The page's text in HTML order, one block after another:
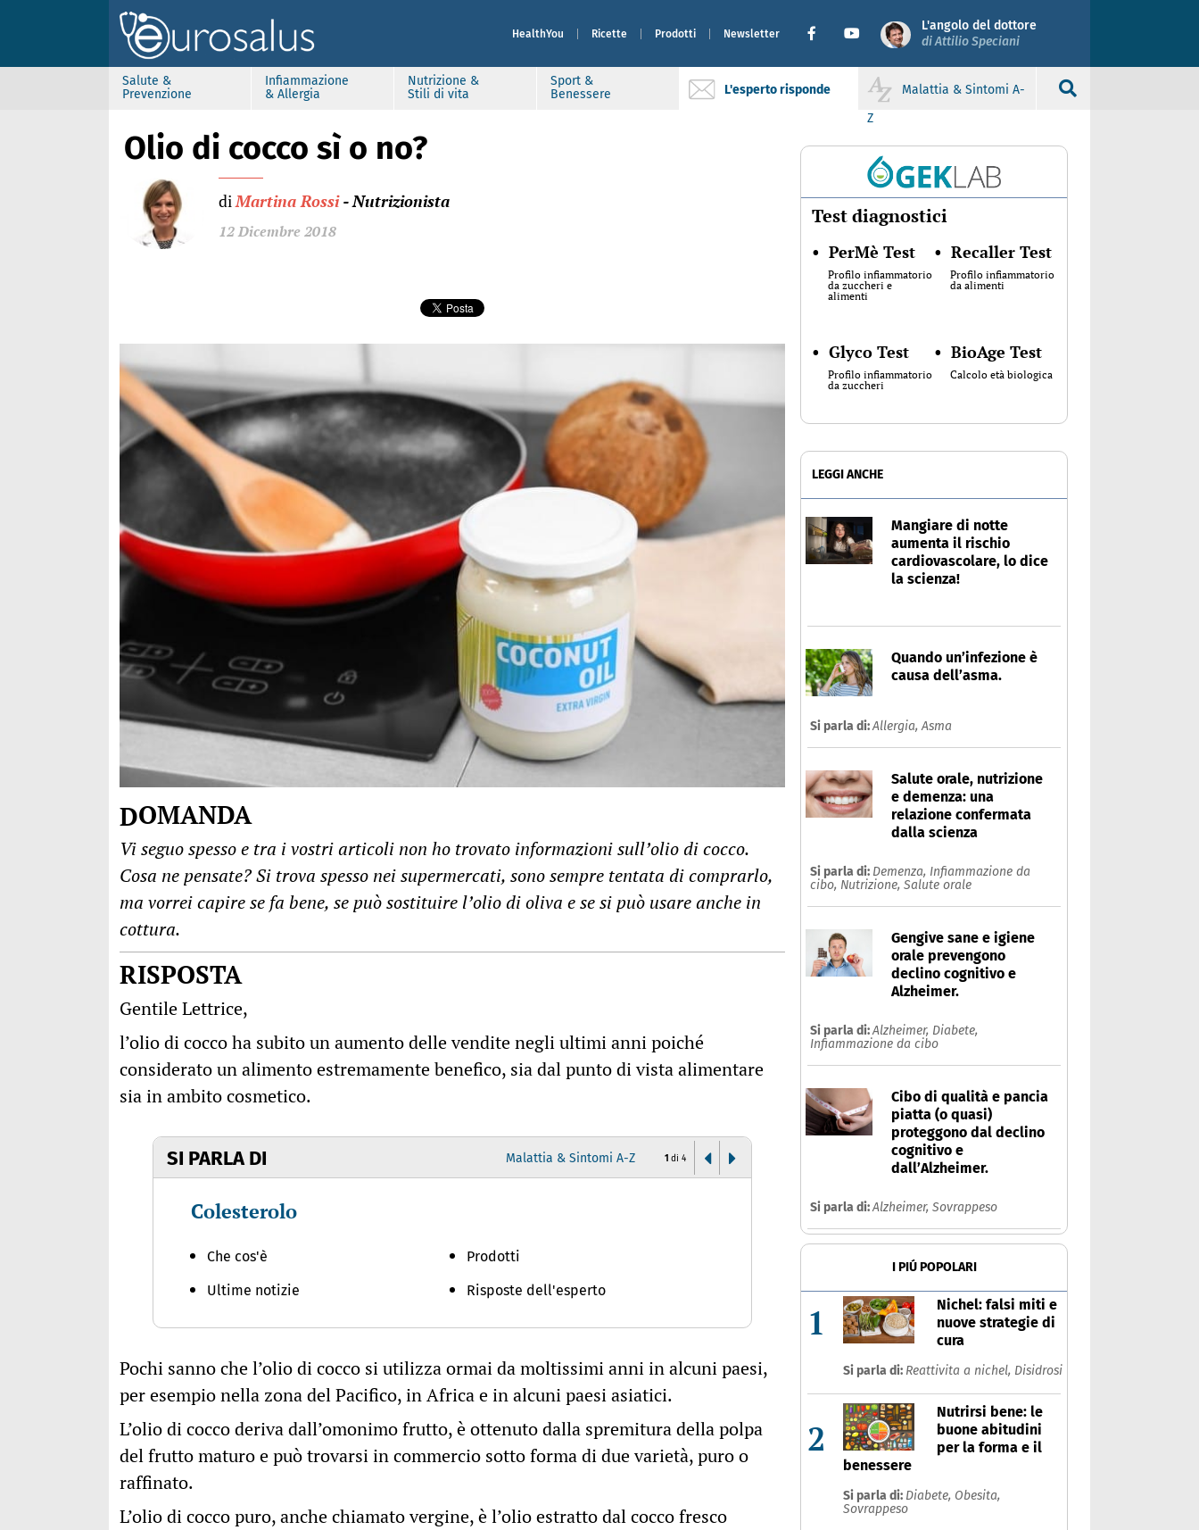
HealthYou Ricette Prodotti Newsletter
L'angolo del dottore
di Attilio Speciani
Salute &
Prevenzione
Infiammazione
& Allergia
Nutrizione &
Stili di vita
Sport &
Benessere
L'esperto risponde
Malattia & Sintomi A-
Z
Olio di cocco sì o no?
diMartina Rossi - Nutrizionista
12 Dicembre 2018
DOMANDA
Vi seguo spesso e tra i vostri articoli non ho trovato informazioni sull’olio di cocco.
Cosa ne pensate? Si trova spesso nei supermercati, sono sempre tentata di comprarlo,
ma vorrei capire se fa bene, se può sostituire l’olio di oliva e se si può usare anche in
cottura.
RISPOSTA
Gentile Lettrice,
l’olio di cocco ha subito un aumento delle vendite negli ultimi anni poiché
considerato un alimento estremamente benefico, sia dal punto di vista alimentare
sia in ambito cosmetico.
SI PARLA DI Malattia & Sintomi A-Z
Colesterolo
Che cos'è
Ultime notizie
Prodotti
Risposte dell'esperto
Alzheimer
Ultime notizie
Risposte
1 di 4
Pochi sanno che l’olio di cocco si utilizza ormai da moltissimi anni in alcuni paesi,
per esempio nella zona del Pacifico, in Africa e in alcuni paesi asiatici.
L’olio di cocco deriva dall’omonimo frutto, è ottenuto dalla spremitura della polpa
del frutto maturo e può trovarsi in commercio sotto forma di due varietà, puro o
raffinato.
L’olio di cocco puro, anche chiamato vergine, è l’olio estratto dal cocco fresco
Test diagnostici
• PerMè Test
Profilo infiammatorio
da zuccheri e
alimenti
• Recaller Test
Profilo infiammatorio
da alimenti
• Glyco Test
Profilo infiammatorio
da zuccheri
• BioAge Test
Calcolo età biologica
LEGGI ANCHE
Mangiare di notte
aumenta il rischio
cardiovascolare, lo dice
la scienza!
Quando un’infezione è
causa dell’asma.
Si parla di:Allergia,Asma
Salute orale, nutrizione
e demenza: una
relazione confermata
dalla scienza
Si parla di: Demenza, Infiammazione da
cibo, Nutrizione, Salute orale
Gengive sane e igiene
orale prevengono
declino cognitivo e
Alzheimer.
Si parla di:Alzheimer, Diabete,
Infiammazione da cibo
Cibo di qualità e pancia
piatta (o quasi)
proteggono dal declino
cognitivo e
dall’Alzheimer.
Si parla di:Alzheimer, Sovrappeso
I PIÚ POPOLARI
1
Nichel: falsi miti e
nuove strategie di
cura
Si parla di: Reattivita a nichel, Disidrosi
2
Nutrirsi bene: le
buone abitudini
per la forma e il
benessere
Si parla di: Diabete, Obesita,
Sovrappeso